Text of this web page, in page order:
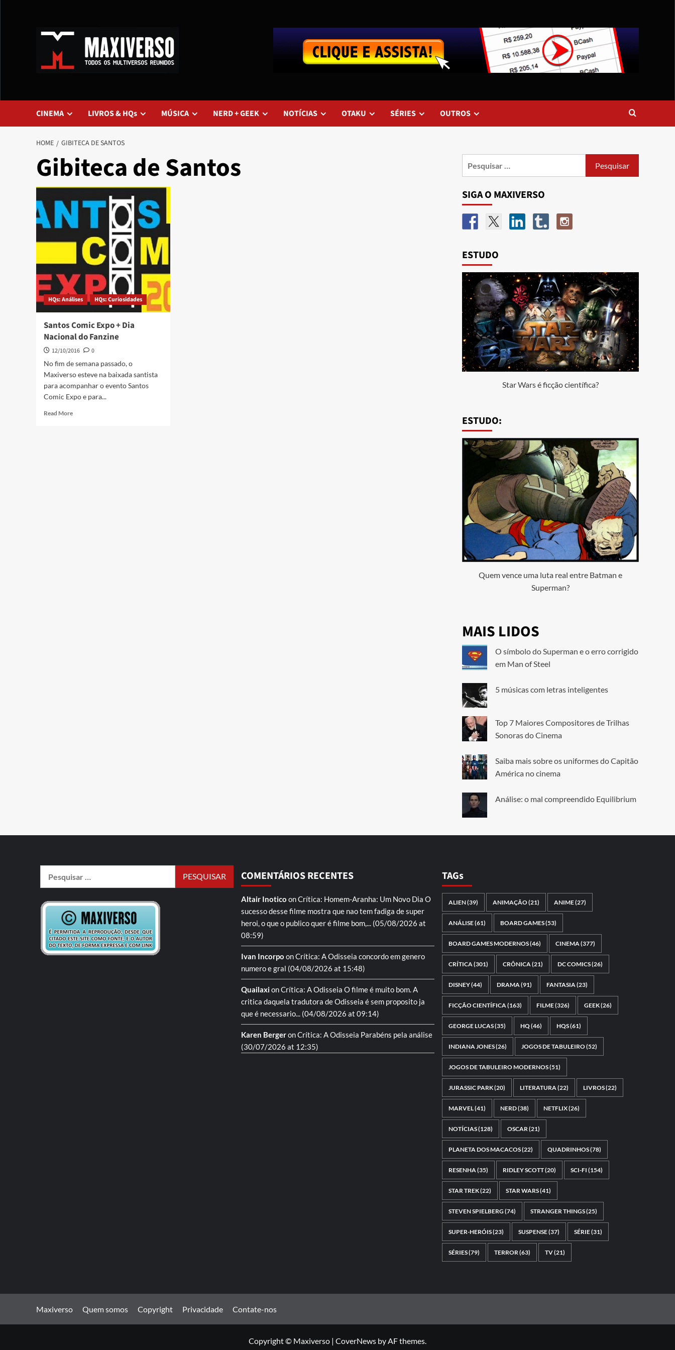
CINEMA LIVROS & HQs MÚSICA NERD + GEEK NOTÍCIAS OTAKU SÉRIES OUTROS
HOME GIBITECA DE SANTOS
Gibiteca de Santos
HQs: Análises HQs: Curiosidades
Santos Comic Expo + Dia
Nacional do Fanzine
12/10/2016
0
No fim de semana passado, o
Maxiverso esteve na baixada santista
para acompanhar o evento Santos
Comic Expo e para...
Read More
SIGA O MAXIVERSO
ESTUDO
Star Wars é ficção científica?
ESTUDO:
Quem vence uma luta real entre Batman e
Superman?
MAIS LIDOS
O símbolo do Superman e o erro corrigido
em Man of Steel
5 músicas com letras inteligentes
Top 7 Maiores Compositores de Trilhas
Sonoras do Cinema
Saiba mais sobre os uniformes do Capitão
América no cinema
Análise: o mal compreendido Equilibrium
COMENTÁRIOS RECENTES
Altair Inotico onCrítica: Homem-Aranha: Um Novo Dia O
sucesso desse filme mostra que nao tem fadiga de super
heroi, o que o publico quer é filme bom,... (05/08/2026 at
08:59)
Ivan Incorpo onCrítica: A Odisseia concordo em genero
numero e gral (04/08/2026 at 15:48)
QuailaxionCrítica: A Odisseia O filme é muito bom. A
critica daquela tradutora de Odisseia é sem proposito ja
que é necessario... (04/08/2026 at 09:14)
Karen BergeronCrítica: A Odisseia Parabéns pela análise
(30/07/2026 at 12:35)
TAGs
ALIEN(39) ANIMAÇÃO(21) ANIME(27)
ANÁLISE(61) BOARD GAMES(53)
BOARD GAMES MODERNOS(46) CINEMA (377)
CRÍTICA (301) CRÔNICA (21) DC COMICS(26)
DISNEY(44) DRAMA (91) FANTASIA (23)
FICÇÃO CIENTÍFICA (163) FILME(326) GEEK(26)
GEORGE LUCAS(35) HQ(46) HQS(61)
INDIANA JONES(26) JOGOS DE TABULEIRO(52)
JOGOS DE TABULEIRO MODERNOS(51)
JURASSIC PARK(20) LITERATURA (22) LIVROS(22)
MARVEL(41) NERD(38) NETFLIX(26)
NOTÍCIAS(128) OSCAR (21)
PLANETA DOS MACACOS(22) QUADRINHOS(78)
RESENHA (35) RIDLEY SCOTT(20) SCI-FI (154)
STAR TREK(22) STAR WARS(41)
STEVEN SPIELBERG (74) STRANGER THINGS(25)
SUPER-HERÓIS(23) SUSPENSE(37) SÉRIE(31)
SÉRIES(79) TERROR (63) TV(21)
Maxiverso Quem somos Copyright Privacidade Contate-nos
Copyright © Maxiverso | CoverNews by AF themes.